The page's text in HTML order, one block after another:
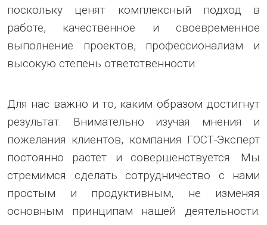
поскольку ценят комплексный подход в
работе, качественное и своевременное
выполнение проектов, профессионализм и
высокую степень ответственности.
Для нас важно и то, каким образом достигнут
результат. Внимательно изучая мнения и
пожелания клиентов, компания ГОСТ-Эксперт
постоянно растет и совершенствуется. Мы
стремимся сделать сотрудничество с нами
простым и продуктивным, не изменяя
основным принципам нашей деятельности: